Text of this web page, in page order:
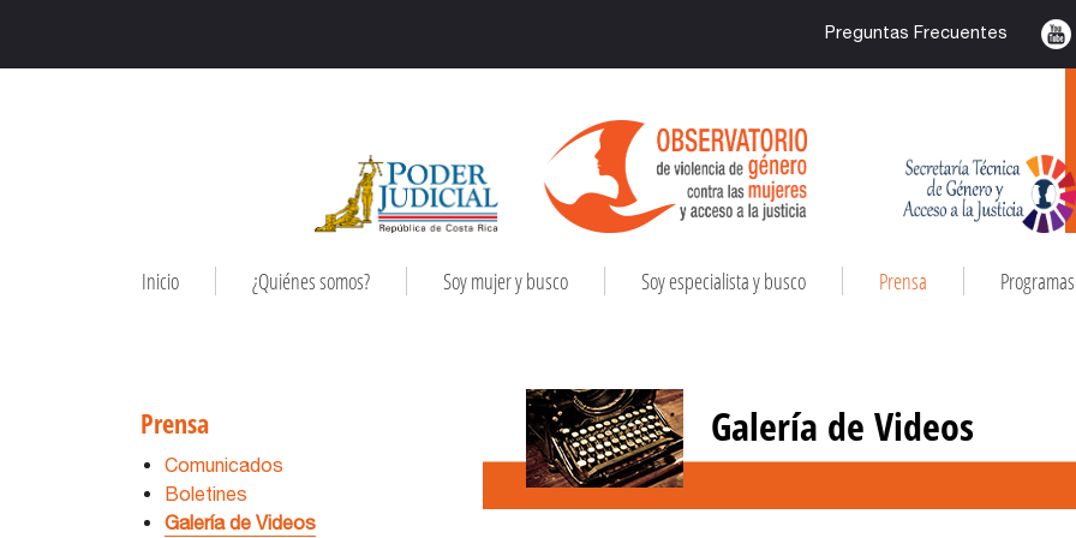
Preguntas Frecuentes
Inicio ¿Quiénes somos? Soy mujer y busco Soy especialista y busco Prensa
Galería de Videos
Prensa
Comunicados
Boletines
Galería de Videos